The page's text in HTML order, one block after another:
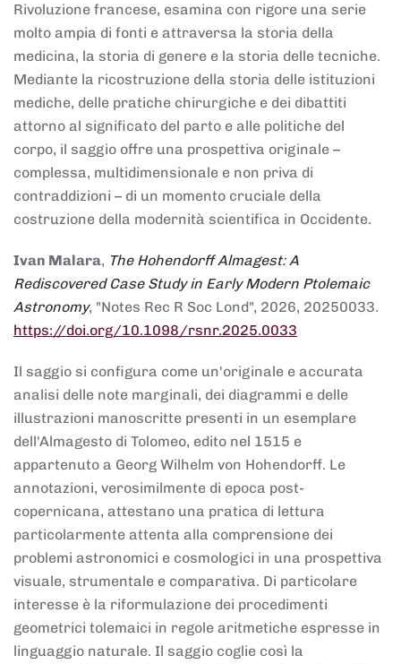
Rivoluzione francese, esamina con rigore una serie
molto ampia di fonti e attraversa la storia della
medicina, la storia di genere e la storia delle tecniche.
Mediante la ricostruzione della storia delle istituzioni
mediche, delle pratiche chirurgiche e dei dibattiti
attorno al significato del parto e alle politiche del
corpo, il saggio offre una prospettiva originale –
complessa, multidimensionale e non priva di
contraddizioni – di un momento cruciale della
costruzione della modernità scientifica in Occidente.
Ivan Malara, The Hohendorff Almagest: A
Rediscovered Case Study in Early Modern Ptolemaic
Astronomy, "Notes Rec R Soc Lond", 2026, 20250033.
https://doi.org/10.1098/rsnr.2025.0033
Il saggio si configura come un'originale e accurata
analisi delle note marginali, dei diagrammi e delle
illustrazioni manoscritte presenti in un esemplare
dell'Almagesto di Tolomeo, edito nel 1515 e
appartenuto a Georg Wilhelm von Hohendorff. Le
annotazioni, verosimilmente di epoca post-
copernicana, attestano una pratica di lettura
particolarmente attenta alla comprensione dei
problemi astronomici e cosmologici in una prospettiva
visuale, strumentale e comparativa. Di particolare
interesse è la riformulazione dei procedimenti
geometrici tolemaici in regole aritmetiche espresse in
linguaggio naturale. Il saggio coglie così la